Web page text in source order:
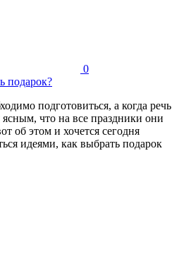
0
подарок?
подготовиться, а когда речь
ясным, что на все праздники они
об этом и хочется сегодня
идеями, как выбрать подарок